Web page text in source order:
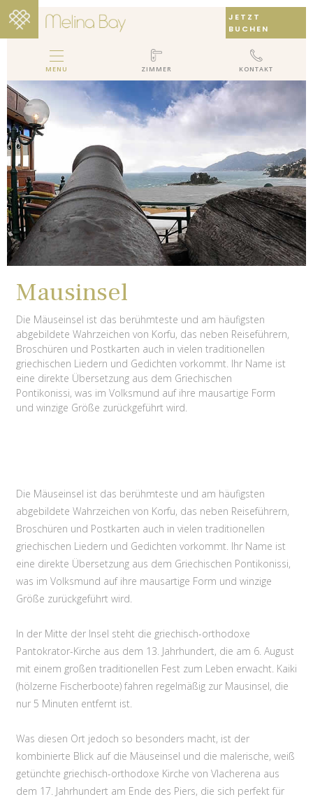
JETZT
BUCHEN
MENU ZIMMER KONTAKT
MELINA BAY BOUTIQUE HOTEL
HOTEL
ZIMMER
GALLERY
PAKETE
BEWERTUNGEN
LOCATION
KONTAKT
EN DE
Mausinsel
Die Mäuseinsel ist das berühmteste und am häufigsten
abgebildete Wahrzeichen von Korfu, das neben Reiseführern,
Broschüren und Postkarten auch in vielen traditionellen
griechischen Liedern und Gedichten vorkommt. Ihr Name ist
eine direkte Übersetzung aus dem Griechischen
Pontikonissi, was im Volksmund auf ihre mausartige Form
und winzige Größe zurückgeführt wird.
Die Mäuseinsel ist das berühmteste und am häufigsten
abgebildete Wahrzeichen von Korfu, das neben Reiseführern,
Broschüren und Postkarten auch in vielen traditionellen
griechischen Liedern und Gedichten vorkommt. Ihr Name ist
eine direkte Übersetzung aus dem Griechischen Pontikonissi,
was im Volksmund auf ihre mausartige Form und winzige
Größe zurückgeführt wird.
In der Mitte der Insel steht die griechisch-orthodoxe
Pantokrator-Kirche aus dem 13. Jahrhundert, die am 6. August
mit einem großen traditionellen Fest zum Leben erwacht. Kaiki
(hölzerne Fischerboote) fahren regelmäßig zur Mausinsel, die
nur 5 Minuten entfernt ist.
Was diesen Ort jedoch so besonders macht, ist der
kombinierte Blick auf die Mäuseinsel und die malerische, weiß
getünchte griechisch-orthodoxe Kirche von Vlacherena aus
dem 17. Jahrhundert am Ende des Piers, die sich perfekt für